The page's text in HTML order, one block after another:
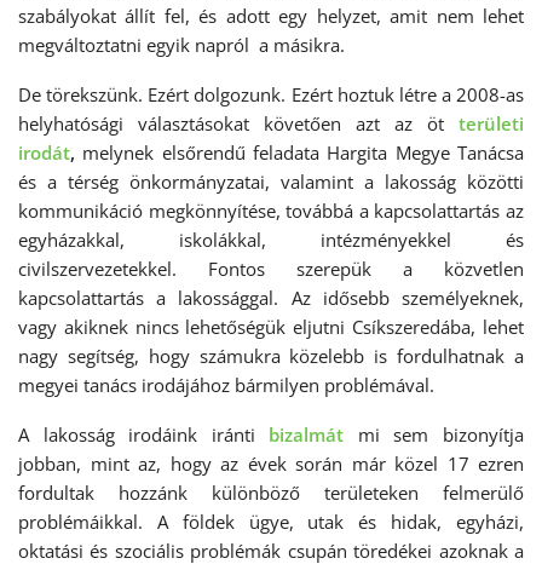
szabályokat állít fel, és adott egy helyzet, amit nem lehet
megváltoztatni egyik napról a másikra.
De törekszünk. Ezért dolgozunk. Ezért hoztuk létre a 2008-as
helyhatósági választásokat követően azt az öt területi
irodát, melynek elsőrendű feladata Hargita Megye Tanácsa
és a térség önkormányzatai, valamint a lakosság közötti
kommunikáció megkönnyítése, továbbá a kapcsolattartás az
egyházakkal, iskolákkal, intézményekkel és
civilszervezetekkel. Fontos szerepük a közvetlen
kapcsolattartás a lakossággal. Az idősebb személyeknek,
vagy akiknek nincs lehetőségük eljutni Csíkszeredába, lehet
nagy segítség, hogy számukra közelebb is fordulhatnak a
megyei tanács irodájához bármilyen problémával.
A lakosság irodáink iránti bizalmát
mi sem bizonyítja
jobban, mint az, hogy az évek során már közel 17 ezren
fordultak hozzánk különböző területeken felmerülő
problémáikkal. A földek ügye, utak és hidak, egyházi,
oktatási és szociális problémák csupán töredékei azoknak a